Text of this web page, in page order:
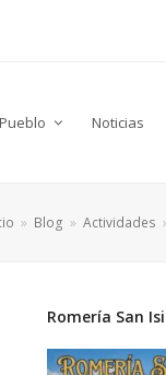
Noticias
» Blog » Actividades
Romería San